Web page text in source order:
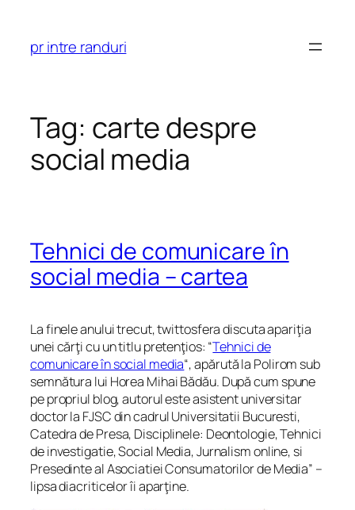
content
pr intre randuri
Tag: carte despre
social media
Tehnici de comunicare în
social media – cartea
La finele anului trecut, twittosfera discuta apariţia
unei cărţi cu un titlu pretenţios: “Tehnici de
comunicare în social media“, apărută la Polirom sub
semnătura lui Horea Mihai Bădău. După cum spune
pe propriul blog, autorul este asistent universitar
doctor la FJSC din cadrul Universitatii Bucuresti,
Catedra de Presa, Disciplinele: Deontologie, Tehnici
de investigatie, Social Media, Jurnalism online, si
Presedinte al Asociatiei Consumatorilor de Media” –
lipsa diacriticelor îi aparţine.